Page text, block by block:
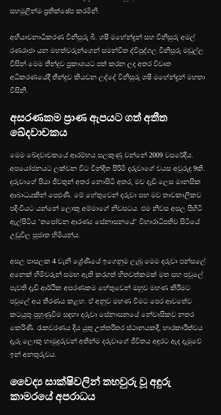
සහමුලින්ම ප්‍රතික්ෂේප කරමිනි.
අභියාචනාධිකරණ විනිසුරු බී. ශෂී මහේන්ද්‍රන් සහ විනිසුරු අමල්
රණරාජා යන මහත්වරුන්ගෙන් සමන්විත ද්විපුද්ගල විනිසුරු මඩුල්ල
විසින් මෙම තීන්දුව ප්‍රකාශයට පත් කරන ලද අතර විවෘත
අධිකරණයේදී තීන්දුව කියවන ලද්දේ විනිසුරු ශෂී මහේන්ද්‍රන් මහතා
විසිනි.
අසරණකම ප්‍රාණ ඇපයට ගත් අතීත
ඛේදවාචකය
මෙම ඛේදවාචකයේ ආරම්භය සලකුණු වන්නේ 2009 වසරේදීය.
අපයෝජනයට ලක්වන විට වින්දිත පිරිමි දරුවාගේ වයස අවුරුදු 9කි.
දරුවාගේ පියා ජීවතුන් අතර නොසිටි අතර, මව දැඩි ලෙස මානසික
ආබාධයකින් පෙළුණි. මේ හේතුවෙන් දරුවා සහ මව තාවකාලිකව
පදිංචියට යන්නේ ලොකු අම්මාගේ නිවසටය. එම නිවස අසල පිහිටි
ඇල්පිටිය ‘තපෝවන ආරණ්‍ය සේනාසනයේ’ විහාරාධිපතිව සිටියේ
උඩුවිල සුජාත හිමියන්ය.
අසල පාසලක 4 වැනි ශ්‍රේණියේ ඉගෙනුම ලැබූ මෙම දරුවා පන්සලේ
අනෙක් හිමිවරුන් සමඟ ඇති කරගත් හිතවත්කමක් මත සහ පවුලේ
පැවති දැඩි ආර්ථික අසරණකම හේතුවෙන් ඔහුව මහණ කිරීමට
පවුලේ අය තීරණය කළහ. ඒ අනුව මහණ වීමට පෙර ආවතේව
කටයුතු පුහුණුවීම සඳහා දරුවා සේනාසනයේ නේවාසිකව නතර
කෙරිණි. රැකවරණය දිය යුතු උත්තරීතර ස්ථානයකදී, භාරකාරීත්වය
දැරූ ලොකු හාමුදුරුවන් අතින්ම දරුවාගේ ජීවිතය අඳුරට ඇද දැමුවේ
ඉන් අනතුරුවය.
වෛද්‍ය සාක්ෂිවලින් තහවුරු වූ අඳුරු
කාමරයේ අපරාධය